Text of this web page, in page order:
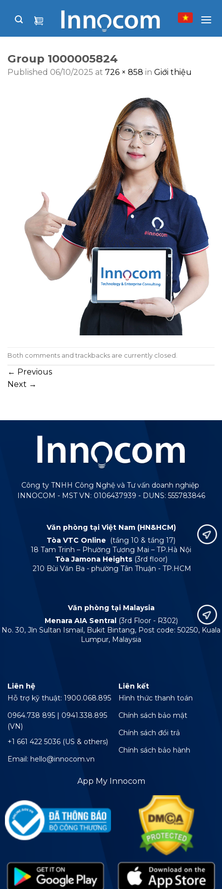
Group 1000005824
Published 06/10/2025 at 726 × 858 in Giới thiệu
Both comments and trackbacks are currently closed.
← Previous
Next →
Công ty TNHH Công Nghệ và Tư vấn doanh nghiệp
INNOCOM - MST VN: 0106437939 - DUNS: 555783846
Văn phòng tại Việt Nam (HN&HCM)
Tòa VTC Online
(tầng 10 & tầng 17)
18 Tam Trinh – Phường Tương Mai – TP.Hà Nội
Tòa Jamona Heights (3rd floor)
210 Bùi Văn Ba - phường Tân Thuận - TP.HCM
Văn phòng tại Malaysia
Menara AIA Sentral (3rd Floor - R302)
No. 30, Jln Sultan Ismail, Bukit Bintang, Post code: 50250, Kuala
Lumpur, Malaysia
Liên hệ
Hỗ trợ kỹ thuật: 1900.068.895
0964.738 895 | 0941.338.895
(VN)
+1 661 422 5036 (US & others)
Email: hello@innocom.vn
Liên kết
Hình thức thanh toán
Chính sách bảo mật
Chính sách đổi trả
Chính sách bảo hành
App My Innocom